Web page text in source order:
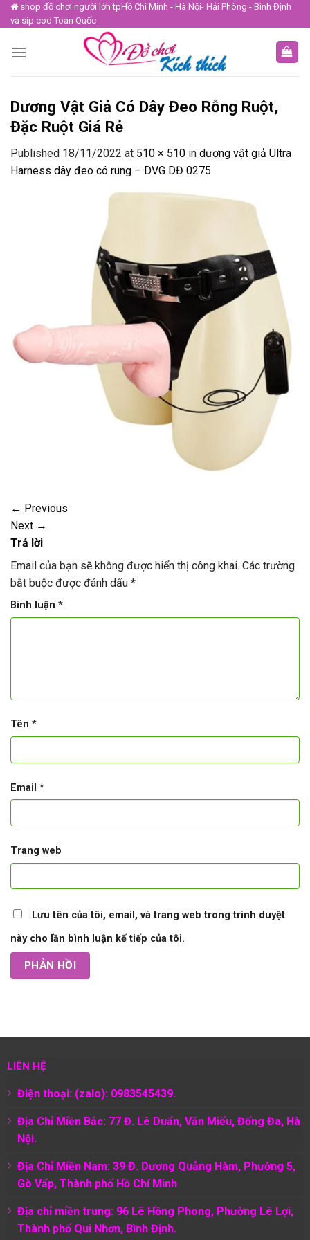
Skip
to
shop đồ chơi người lớn tpHồ Chí Minh - Hà Nội- Hải Phòng - Bình Định
và sip cod Toàn Quốc
Dương Vật Giả Có Dây Đeo Rỗng Ruột,
Đặc Ruột Giá Rẻ
Published 18/11/2022 at 510 × 510 in dương vật giả Ultra
Harness dây đeo có rung – DVG DĐ 0275
← Previous
Next →
Trả lời
Email của bạn sẽ không được hiển thị công khai. Các trường
bắt buộc được đánh dấu *
Bình luận *
Tên *
Email *
Trang web
Lưu tên của tôi, email, và trang web trong trình duyệt
này cho lần bình luận kế tiếp của tôi.
LIÊN HỆ
Điện thoại: (zalo): 0983545439.
Địa Chỉ Miền Bắc: 77 Đ. Lê Duẩn, Văn Miếu, Đống Đa, Hà
Nội.
Địa Chỉ Miền Nam: 39 Đ. Dương Quảng Hàm, Phường 5,
Gò Vấp, Thành phố Hồ Chí Minh
Địa chỉ miền trung: 96 Lê Hồng Phong, Phường Lê Lợi,
Thành phố Qui Nhơn, Bình Định.